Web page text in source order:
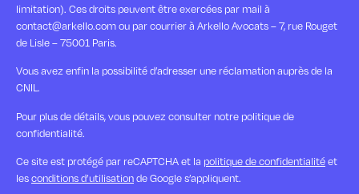
limitation). Ces droits peuvent être exercées par mail à
contact@arkello.com ou par courrier à Arkello Avocats – 7, rue Rouget
de Lisle – 75001 Paris.
Vous avez enfin la possibilité d’adresser une réclamation auprès de la
CNIL.
Pour plus de détails, vous pouvez consulter notre politique de
confidentialité.
Ce site est protégé par reCAPTCHA et la politique de confidentialitéet
lesconditions d’utilisationde Google s’appliquent.